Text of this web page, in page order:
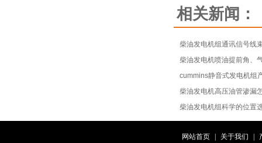
相关新闻：
柴油发电机组通讯信号线
柴油发电机喷油提前角、
cummins静音式发电机组
柴油发电机高压油管渗漏
柴油发电机组科学的位置
网站首页 关于我们